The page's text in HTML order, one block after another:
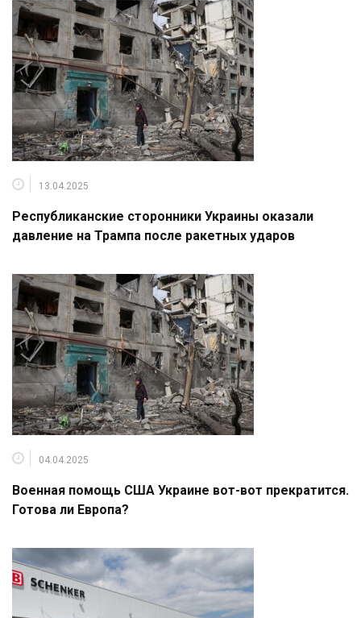
13.04.2025
Республиканские сторонники Украины оказали
давление на Трампа после ракетных ударов
04.04.2025
Военная помощь США Украине вот-вот прекратится.
Готова ли Европа?